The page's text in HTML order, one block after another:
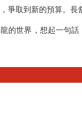
爭取到新的預算。長
的世界，想起一句